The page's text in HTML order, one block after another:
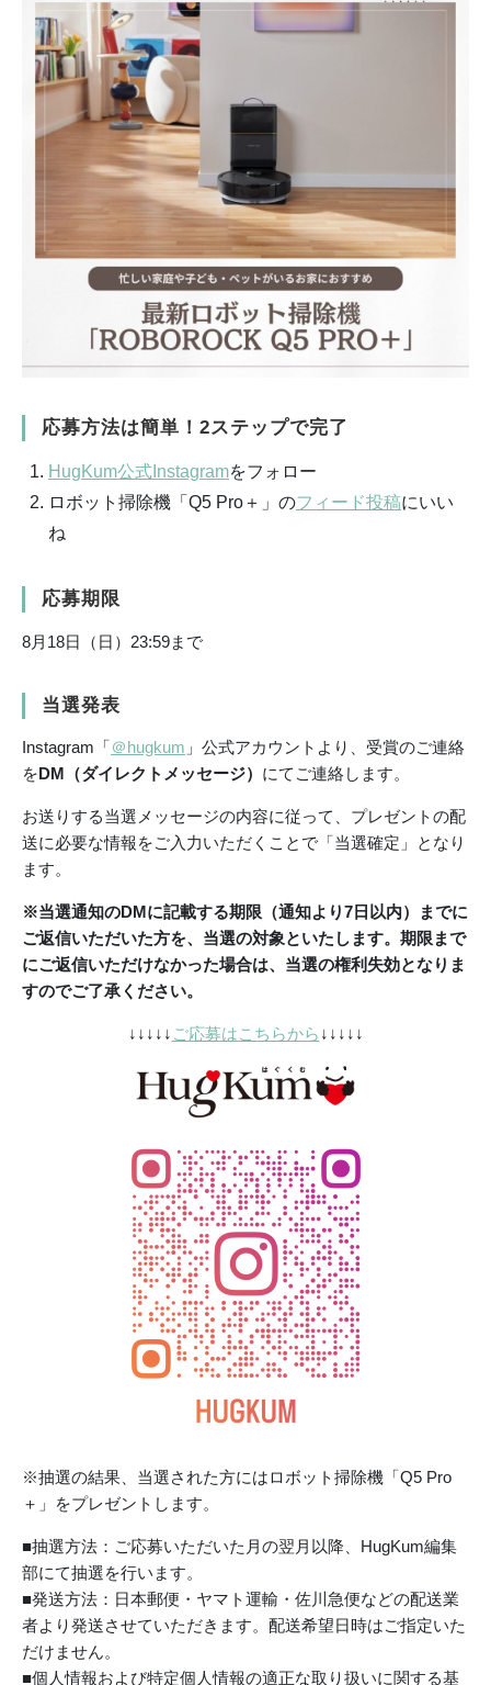
応募方法は簡単！2ステップで完了
HugKum公式Instagramをフォロー
ロボット掃除機「Q5 Pro＋」のフィード投稿にいい
ね
応募期限
8月18日（日）23:59まで
当選発表
Instagram「＠hugkum 」公式アカウントより、受賞のご連絡
をDM（ダイレクトメッセージ） にてご連絡します。
お送りする当選メッセージの内容に従って、プレゼントの配
送に必要な情報をご入力いただくことで「当選確定」となり
ます。
※当選通知のDMに記載する期限（通知より7日以内）までに
ご返信いただいた方を、当選の対象といたします。期限まで
にご返信いただけなかった場合は、当選の権利失効となりま
すのでご了承ください。
↓↓↓↓↓ ご応募はこちらから ↓↓↓↓↓
※抽選の結果、当選された方にはロボット掃除機「Q5 Pro
＋」をプレゼントします。
■抽選方法：ご応募いただいた月の翌月以降、HugKum編集
部にて抽選を行います。
■発送方法：日本郵便・ヤマト運輸・佐川急便などの配送業
者より発送させていただきます。配送希望日時はご指定いた
だけません。
■個人情報および特定個人情報の適正な取り扱いに関する基